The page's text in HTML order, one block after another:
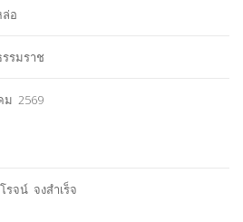
อ
รมราช
ม 2569
รจน์ จงสำเร็จ